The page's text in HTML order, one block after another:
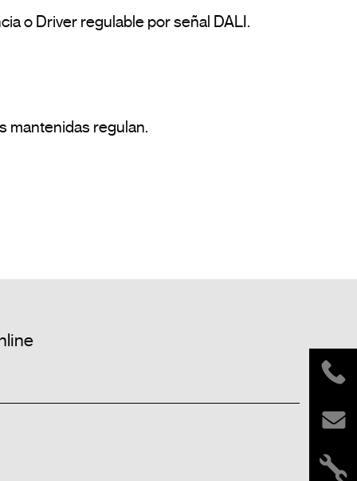
o Driver regulable por señal DALI.
mantenidas regulan.